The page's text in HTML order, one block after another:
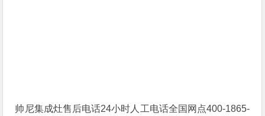
帅尼集成灶售后电话24小时人工电话全国网点400-1865-